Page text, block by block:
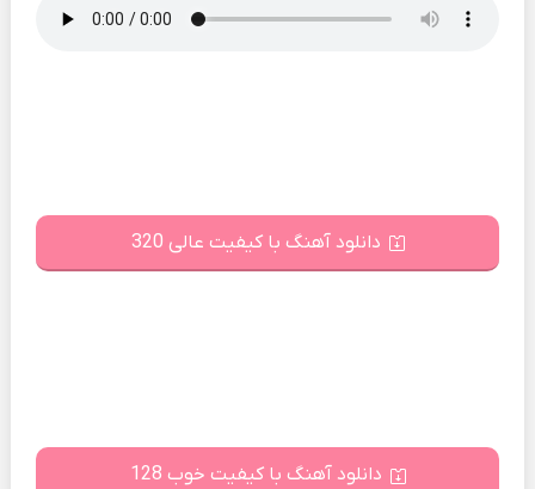
دانلود آهنگ با کیفیت عالی 320
دانلود آهنگ با کیفیت خوب 128